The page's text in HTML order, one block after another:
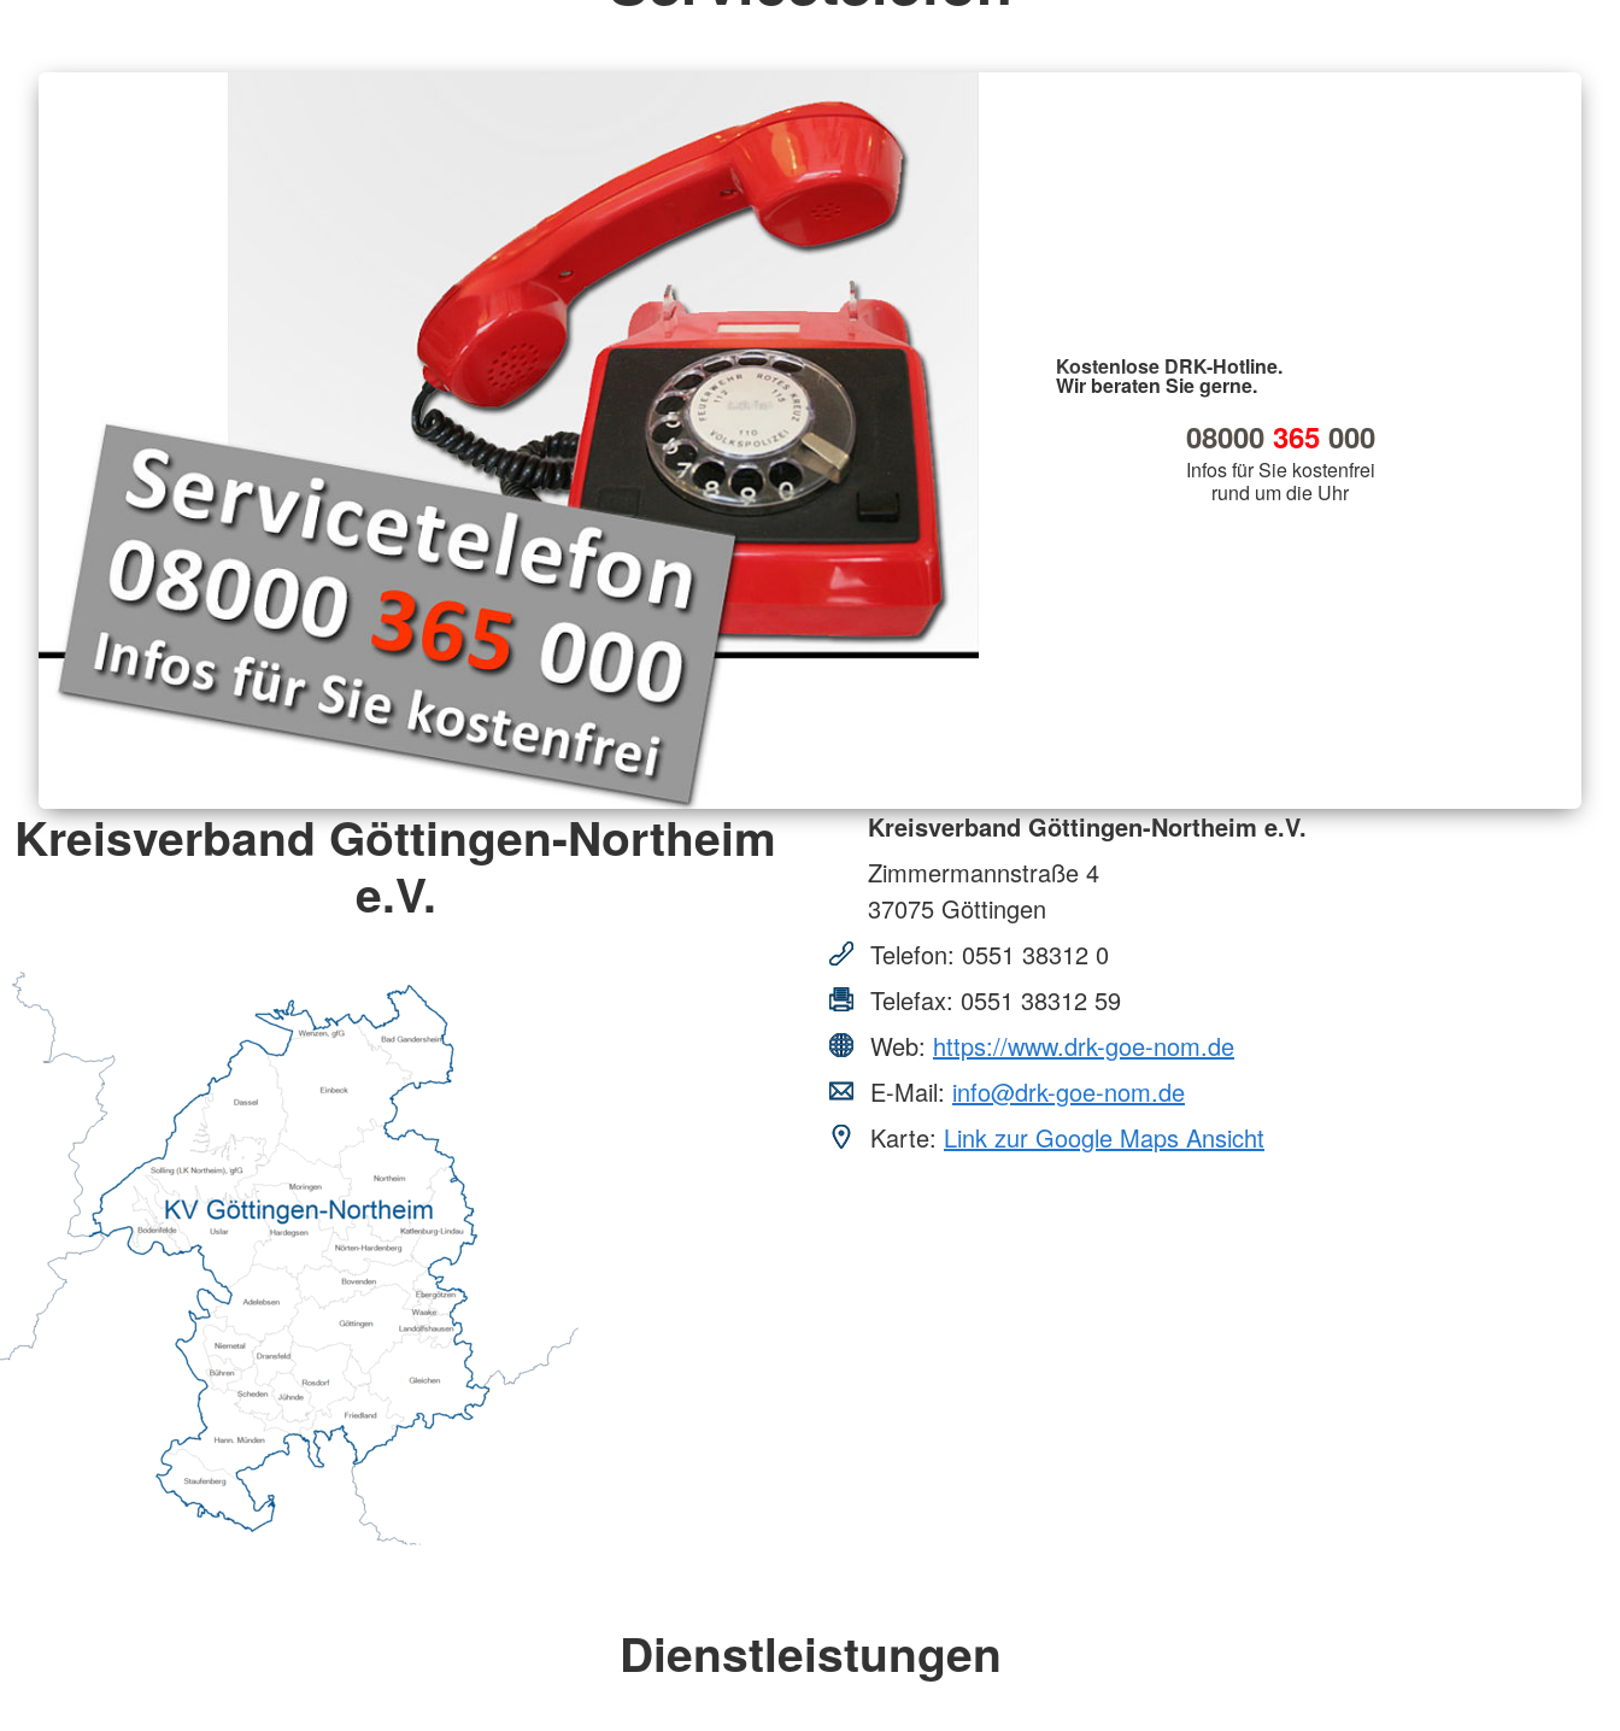
Kostenlose DRK-Hotline.
Wir beraten Sie gerne.
08000 365000
Infos für Sie kostenfrei
rund um die Uhr
Kreisverband Göttingen-Northeim
e.V.
Kreisverband Göttingen-Northeim e.V.
Zimmermannstraße 4
37075 Göttingen
Telefon: 0551 38312 0
Telefax: 0551 38312 59
Web: https://www.drk-goe-nom.de
E-Mail: info@drk-goe-nom.de
Karte: Link zur Google Maps Ansicht
Dienstleistungen